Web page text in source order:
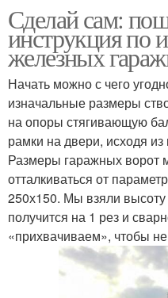
Сделай сам:
инструкция по
железных
Начать можно с чего
изначальные размеры
на опоры стягивающую
рамки на двери, исходя
Размеры гаражных ворот
отталкиваться от
250х150. Мы взяли высоту
получится на 1 рез и
«прихвачиваем», чтобы